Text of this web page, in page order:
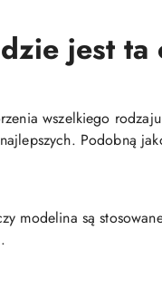
jest ta
wszelkiego
Podobną
modelina są